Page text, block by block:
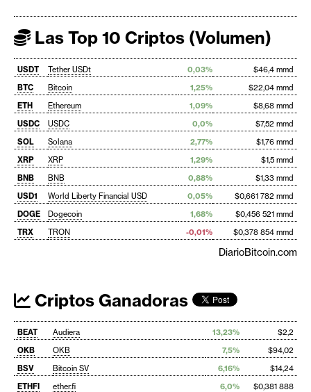
Las Top 10 Criptos (Volumen)
USDT Tether USDt 0,03%
$46,4 mmd
BTC
Bitcoin 1,25%
$22,04 mmd
ETH
Ethereum 1,09%
$8,68 mmd
USDC
USDC 0,0%
$7,52 mmd
SOL
Solana 2,77%
$1,76 mmd
XRP
XRP 1,29%
$1,5 mmd
BNB
BNB 0,88%
$1,33 mmd
USD1
World Liberty Financial USD 0,05%
$0,661 782 mmd
DOGE
Dogecoin 1,68%
$0,456 521 mmd
TRX
TRON -0,01% $0,378 854 mmd
DiarioBitcoin.com
Criptos Ganadoras
BEAT Audiera 13,23%
$2,2
OKB
OKB 7,5%
$94,02
BSV
Bitcoin SV 6,16%
$14,24
ETHFI
ether.fi 6,0%
$0,381 888